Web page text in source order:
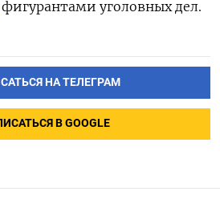
фигурантами уголовных дел.
НА ТЕЛЕГРАМ
В GOOGLE